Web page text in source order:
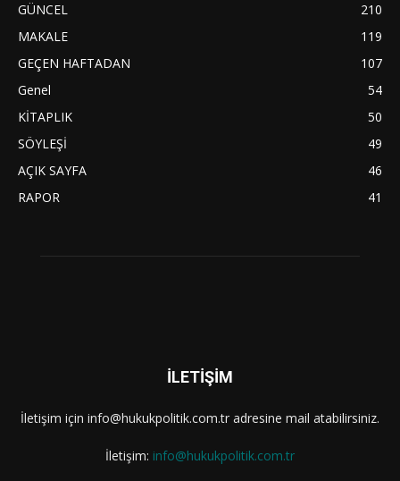
GÜNCEL
210
MAKALE
119
GEÇEN HAFTADAN
107
Genel
54
KİTAPLIK
50
SÖYLEŞİ
49
AÇIK SAYFA
46
RAPOR
41
İLETİŞİM
İletişim için info@hukukpolitik.com.tr adresine mail atabilirsiniz.
İletişim: info@hukukpolitik.com.tr